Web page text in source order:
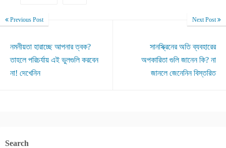
Previous Post
নমনীয়তা হারাচ্ছে আপনার ত্বক?
তাহলে পরিচর্যায় এই ভুলগুলি করবেন
না! দেখেনিন
Next Post
সানস্ক্রিনের অতি ব্যবহারের
অপকারিতা গুলি জানেন কি? না
জানলে জেনেনিন বিস্তরিত
Search